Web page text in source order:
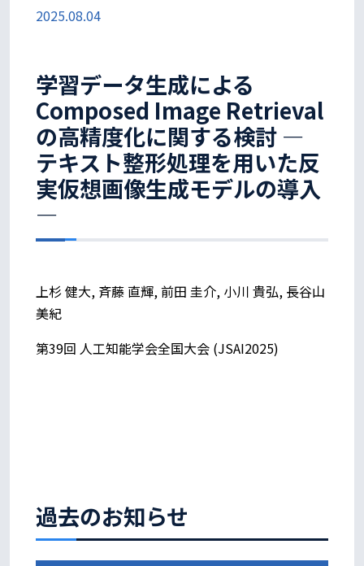
過去のお知らせ
2025.08.04
学習データ生成による
Composed Image Retrieval
の高精度化に関する検討 —
テキスト整形処理を用いた反
実仮想画像生成モデルの導入
—
上杉 健大, 斉藤 直輝, 前田 圭介, 小川 貴弘, 長谷山
美紀
第39回 人工知能学会全国大会 (JSAI2025)